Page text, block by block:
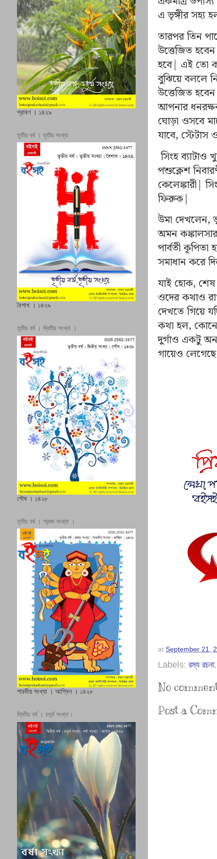
এ ভৃঙ্গীর সহ্য
তারপর তিন
উত্তেজিত
হবে| এই তো
বুঝিয়ে বললে
উত্তেজিত
আপনার
ঘোড়া ওসবে
যাবে, স্টেটাস
সিংহ
পশুক্লেশ
কেলেঙ্কারী|
ফিরুক|
উমা দেখলেন,
অমন
পার্বতী
সমাধান করে
যাই হোক, শেষ
ওদের কথাও
দেখতে গিয়ে
কথা হল,
দুর্গাও একটু
গায়েও
at September 21,
Labels: রম্য রচনা
No
Post a
শ্রাবণ । ১৪২৯
তৃতীয় বর্ষ । তৃতীয় সংখ্যা
বৈশাখ । ১৪২৯
তৃতীয় বর্ষ । দ্বিতীয় সংখ্যা ।
পৌষ । ১৪২৮
তৃতীয় বর্ষ । প্রথম সংখ্যা ।
শারদীয় সংখ্যা । আশ্বিন । ১৪২৮
দ্বিতীয় বর্ষ । চতুর্থ সংখ্যা।